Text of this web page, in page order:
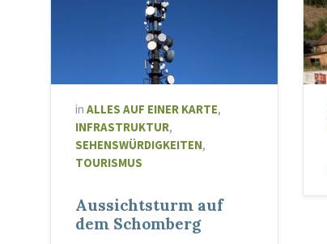
in ALLES AUF EINER KARTE,
INFRASTRUKTUR,
SEHENSWÜRDIGKEITEN,
TOURISMUS
Aussichtsturm auf
dem Schomberg